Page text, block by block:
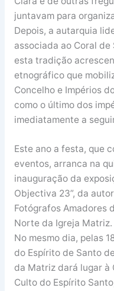
juntavam para
Depois, a autarquia
associada ao Coral
esta tradição
etnográfico que
Concelho e Impérios
como o último dos
imediatamente a
Este ano a festa, que
eventos, arranca na
inauguração da
Objectiva 23”, da
Fotógrafos Amadores
Norte da Igreja Matriz.
No mesmo dia, pelas
do Espírito de Santo
da Matriz dará lugar à
Culto do Espírito